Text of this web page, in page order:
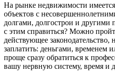
На рынке недвижимости
объектов с
долгами, долгострои и
с этим справиться? Можно
действующее законодательство,
заплатить: деньгами, временем
проще сразу обратиться к
вашу нервную систему, время и